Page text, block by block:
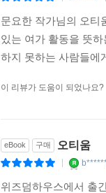
문요한 작가님의 오티
있는 여가 활동을 뜻
하지 못하는 사람들에
이 리뷰가 도움이 되었나요?
eBook 구매 오티움
위즈덤하우스에서 출